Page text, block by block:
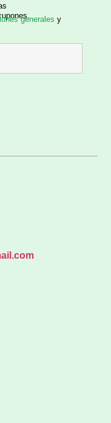
generales y